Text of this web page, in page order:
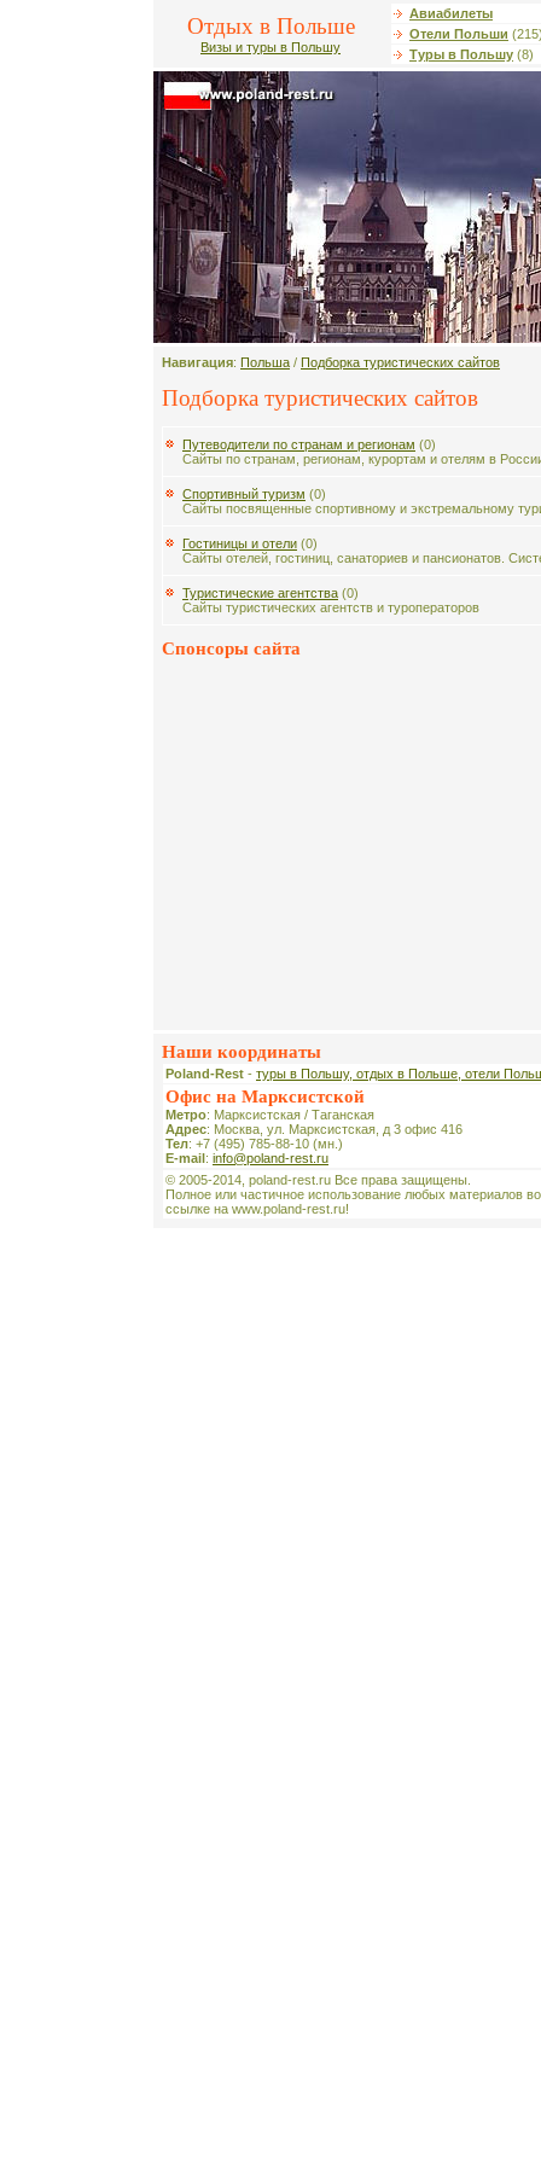
Отдых в Польше
Визы и туры в Польшу
Авиабилеты
Отели Польши
Туры в Польшу (8)
Навигация: Польша / Подборка туристических сайтов
Подборка туристических сайтов
Путеводители по странам и регионам (0)
Сайты по странам, регионам, курортам и отелям в
Спортивный туризм (0)
Сайты посвященные спортивному и экстремальному
Гостиницы и отели (0)
Сайты отелей, гостиниц, санаториев и пансионатов.
Туристические агентства (0)
Сайты туристических агентств и туроператоров
Спонсоры сайта
Наши координаты
Poland-Rest - туры в Польшу, отдых в Польше, отели
Офис на Марксистской
Метро: Марксистская / Таганская
Адрес: Москва, ул. Марксистская, д 3 офис 416
Тел: +7 (495) 785-88-10 (мн.)
E-mail: info@poland-rest.ru
© 2005-2014, poland-rest.ru Все права защищены.
Полное или частичное использование любых материалов
ссылке на www.poland-rest.ru!